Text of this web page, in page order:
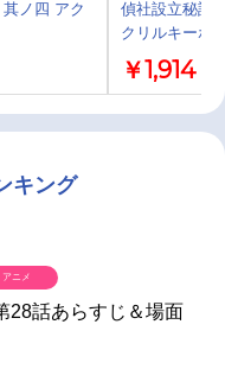
ノ四 アク
偵社設立秘話
クリルキーホ
￥1,914
キング
28話あらすじ＆場面
アニメ